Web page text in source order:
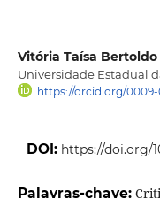
Vitória Taísa
Universidade Estadual
https://orcid.org/
DOI: https://doi.org/
Palavras-chave: